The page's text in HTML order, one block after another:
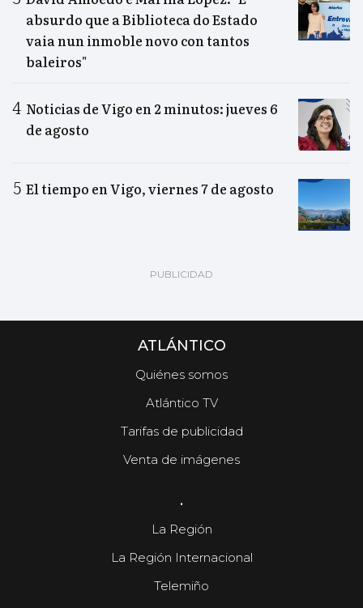
absurdo que a Biblioteca do Estado
vaia nun inmoble novo con tantos
baleiros"
Noticias de Vigo en 2 minutos: jueves 6
de agosto
El tiempo en Vigo, viernes 7 de agosto
ATLÁNTICO
Quiénes somos
Atlántico TV
Tarifas de publicidad
Venta de imágenes
.
La Región
La Región Internacional
Telemiño